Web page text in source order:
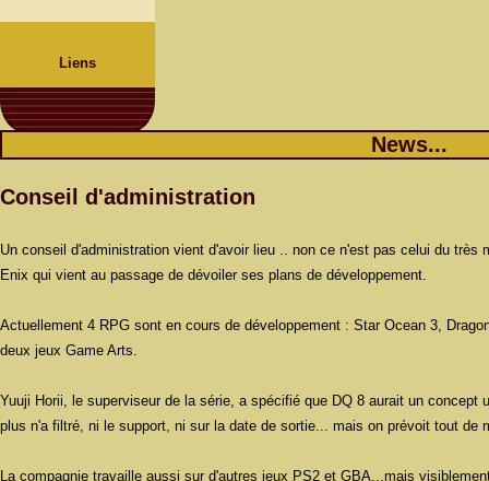
Liens
News...
Conseil d'administration
Un conseil d'administration vient d'avoir lieu .. non ce n'est pas celui du très
Enix qui vient au passage de dévoiler ses plans de développement.
Actuellement 4 RPG sont en cours de développement : Star Ocean 3,
deux jeux Game Arts.
Yuuji Horii, le superviseur de la série, a spécifié que DQ 8 aurait un concept
plus n'a filtré, ni le support, ni sur la date de sortie... mais on prévoit tout de
La compagnie travaille aussi sur d'autres jeux PS2 et GBA...mais